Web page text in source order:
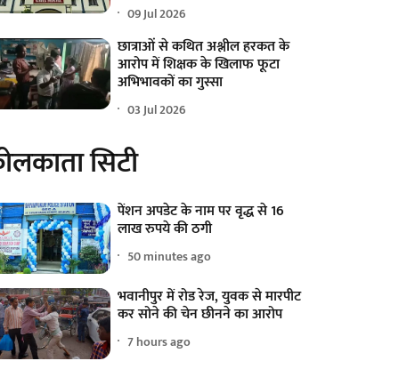
09 Jul 2026
छात्राओं से कथित अश्लील हरकत के
आरोप में शिक्षक के खिलाफ फूटा
अभिभावकों का गुस्सा
03 Jul 2026
सिटी
पेंशन अपडेट के नाम पर वृद्ध से 16
लाख रुपये की ठगी
50 minutes ago
भवानीपुर में रोड रेज, युवक से मारपीट
कर सोने की चेन छीनने का आरोप
7 hours ago